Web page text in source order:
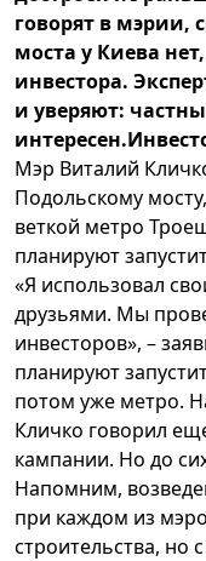
говорят в мэрии,
моста у Киева
инвестора.
и уверяют:
интересен.
Мэр Виталий
Подольскому
веткой метро
планируют
«Я использовал
друзьями. Мы
инвесторов», –
планируют
потом уже метро.
Кличко говорил
кампании. Но до
Напомним,
при каждом из
строительства, но